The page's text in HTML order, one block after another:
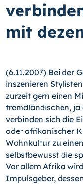
mit
(6.11.2007) Bei der
inszenieren
zurzeit gern einen
fremdländischen, ja
verbinden sich die
oder afrikanischer
Wohnkultur zu
selbstbewusst die
Vor allem Afrika
Impulsgeber,